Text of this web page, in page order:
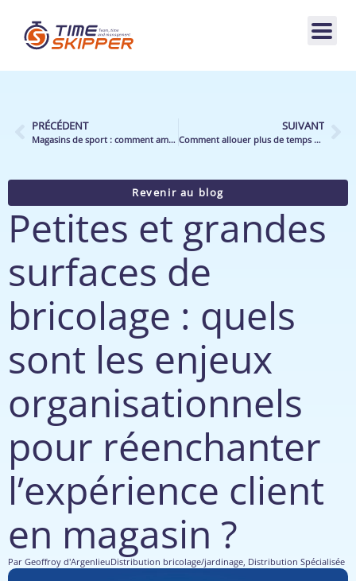
PRÉCÉDENT
Magasins de sport : comment améliorer l’expérience client grâce à un outil de pilotage ?
SUIVANT
Comment allouer plus de temps au conseil client en distribution spécialisée ?
Revenir au blog
Petites et grandes
surfaces de
bricolage : quels
sont les enjeux
organisationnels
pour réenchanter
l’expérience client
en magasin ?
Par Geoffroy d'ArgenlieuDistribution bricolage/jardinage, Distribution Spécialisée